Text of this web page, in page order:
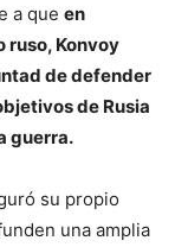
a que en
ruso, Konvoy
de defender
de Rusia
guerra.
su propio
una amplia